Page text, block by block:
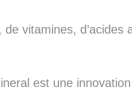
vitamines, d’acides
est une